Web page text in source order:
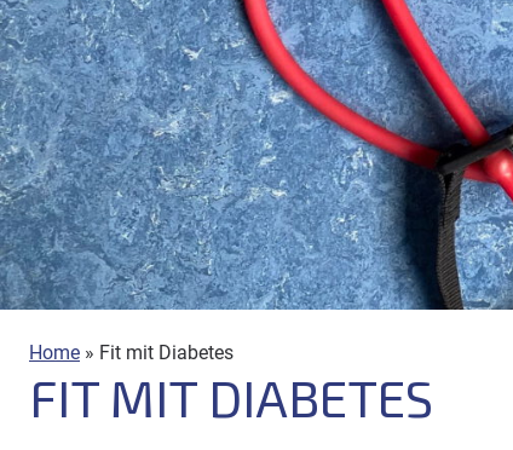
Home » Fit mit Diabetes
FIT MIT DIABETES